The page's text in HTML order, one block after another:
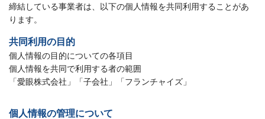
締結している事業者は、以下の個人情報を共同利用することがあ
ります。
共同利用の目的
個人情報の目的についての各項目
個人情報を共同で利用する者の範囲
「愛眼株式会社」「子会社」「フランチャイズ」
個人情報の管理について